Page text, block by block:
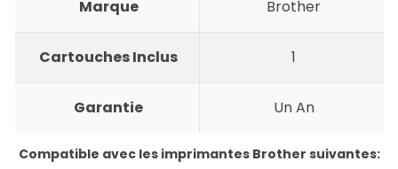
Marque Brother
Cartouches Inclus 1
Garantie Un An
Compatible avec les imprimantes Brother suivantes: